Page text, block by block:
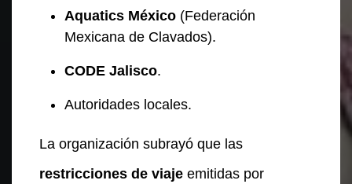
Aquatics México (Federación
Mexicana de Clavados).
CODE Jalisco.
Autoridades locales.
La organización subrayó que las
restricciones de viaje emitidas por